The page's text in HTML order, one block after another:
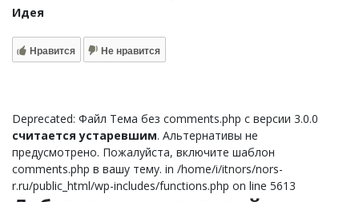
Идея
Нравится Не нравится
Deprecated: Файл Тема без comments.php с версии 3.0.0
считается устаревшим. Альтернативы не
предусмотрено. Пожалуйста, включите шаблон
comments.php в вашу тему. in /home/i/itnors/nors-
r.ru/public_html/wp-includes/functions.php on line 5613